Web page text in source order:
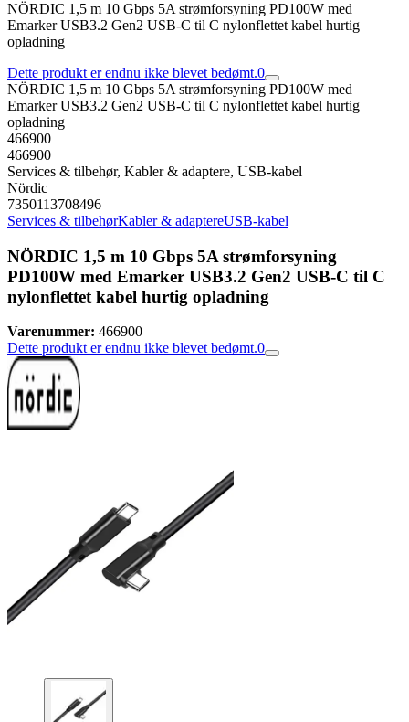
NÖRDIC 1,5 m 10 Gbps 5A strømforsyning PD100W med
Emarker USB3.2 Gen2 USB-C til C nylonflettet kabel hurtig
opladning
Dette produkt er endnu ikke blevet bedømt.0
NÖRDIC 1,5 m 10 Gbps 5A strømforsyning PD100W med
Emarker USB3.2 Gen2 USB-C til C nylonflettet kabel hurtig
opladning
466900
466900
Services & tilbehør, Kabler & adaptere, USB-kabel
Nördic
7350113708496
Services & tilbehørKabler & adaptereUSB-kabel
NÖRDIC 1,5 m 10 Gbps 5A strømforsyning
PD100W med Emarker USB3.2 Gen2 USB-C til C
nylonflettet kabel hurtig opladning
Varenummer: 466900
Dette produkt er endnu ikke blevet bedømt.0